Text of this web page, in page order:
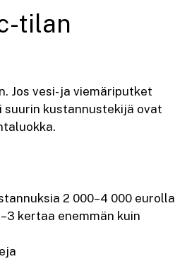
tilan
Jos vesi- ja viemäriputket
kustannustekijä ovat
2 000–4 000 eurolla
kertaa enemmän kuin